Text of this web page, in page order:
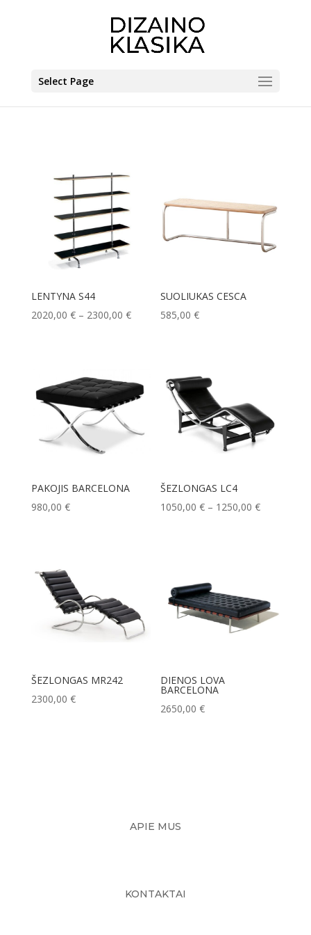
Select Page
LENTYNA S44
2020,00 € – 2300,00 €Price
2300,00 €
SUOLIUKAS CESCA
585,00€
PAKOJIS BARCELONA
980,00 €
ŠEZLONGAS LC4
1050,00€ – 1250,00€Price
ŠEZLONGAS MR242
2300,00 €
DIENOS LOVA
BARCELONA
2650,00€
APIE MUS
KONTAKTAI